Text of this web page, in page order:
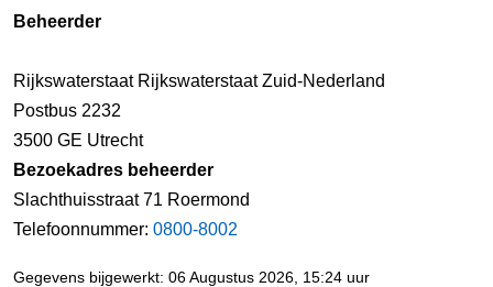
Beheerder
Rijkswaterstaat Rijkswaterstaat Zuid-Nederland
Postbus 2232
3500 GE Utrecht
Bezoekadres beheerder
Slachthuisstraat 71 Roermond
Telefoonnummer: 0800-8002
Gegevens bijgewerkt: 06 Augustus 2026, 15:24 uur